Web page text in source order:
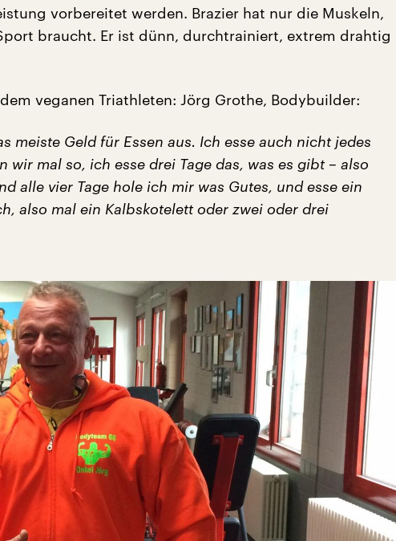
vorbereitet werden. Brazier hat nur die Muskeln,
braucht. Er ist dünn, durchtrainiert, extrem drahtig
veganen Triathleten: Jörg Grothe, Bodybuilder:
meiste Geld für Essen aus. Ich esse auch nicht jedes
wir mal so, ich esse drei Tage das, was es gibt – also
alle vier Tage hole ich mir was Gutes, und esse ein
also mal ein Kalbskotelett oder zwei oder drei